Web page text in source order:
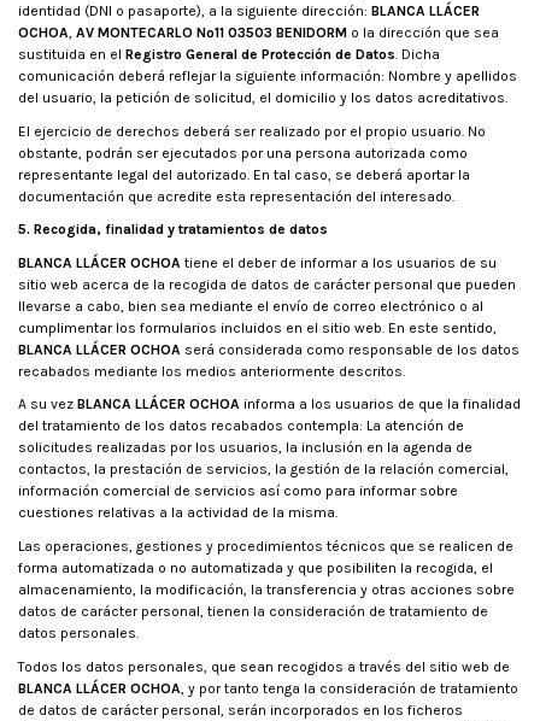
identidad (DNI o pasaporte), a la siguiente dirección: BLANCA LLÁCER
OCHOA, AV MONTECARLO Nº11 03503 BENIDORM o la dirección que sea
sustituida en el Registro General de Protección de Datos. Dicha
comunicación deberá reflejar la siguiente información: Nombre y apellidos
del usuario, la petición de solicitud, el domicilio y los datos acreditativos.
El ejercicio de derechos deberá ser realizado por el propio usuario. No
obstante, podrán ser ejecutados por una persona autorizada como
representante legal del autorizado. En tal caso, se deberá aportar la
documentación que acredite esta representación del interesado.
5. Recogida, finalidad y tratamientos de datos
BLANCA LLÁCER OCHOA tiene el deber de informar a los usuarios de su
sitio web acerca de la recogida de datos de carácter personal que pueden
llevarse a cabo, bien sea mediante el envío de correo electrónico o al
cumplimentar los formularios incluidos en el sitio web. En este sentido,
BLANCA LLÁCER OCHOA será considerada como responsable de los datos
recabados mediante los medios anteriormente descritos.
A su vez BLANCA LLÁCER OCHOA informa a los usuarios de que la finalidad
del tratamiento de los datos recabados contempla: La atención de
solicitudes realizadas por los usuarios, la inclusión en la agenda de
contactos, la prestación de servicios, la gestión de la relación comercial,
información comercial de servicios así como para informar sobre
cuestiones relativas a la actividad de la misma.
Las operaciones, gestiones y procedimientos técnicos que se realicen de
forma automatizada o no automatizada y que posibiliten la recogida, el
almacenamiento, la modificación, la transferencia y otras acciones sobre
datos de carácter personal, tienen la consideración de tratamiento de
datos personales.
Todos los datos personales, que sean recogidos a través del sitio web de
BLANCA LLÁCER OCHOA , y por tanto tenga la consideración de tratamiento
de datos de carácter personal, serán incorporados en los ficheros